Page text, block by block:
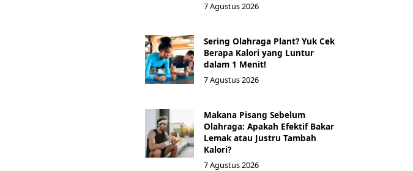
7 Agustus 2026
Sering Olahraga Plant? Yuk Cek
Berapa Kalori yang Luntur
dalam 1 Menit!
7 Agustus 2026
Makana Pisang Sebelum
Olahraga: Apakah Efektif Bakar
Lemak atau Justru Tambah
Kalori?
7 Agustus 2026